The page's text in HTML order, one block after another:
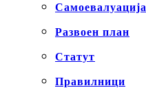
Самоевалуација
Развоен план
Статут
Правилници